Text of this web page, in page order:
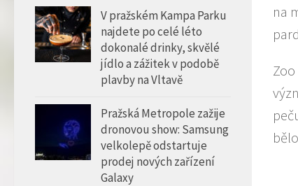
na
V pražském Kampa Parku
najdete po celé léto
dokonalé drinky, skvělé
jídlo a zážitek v podobě
plavby na Vltavě
Pražská Metropole zažije
dronovou show: Samsung
velkolepě odstartuje
prodej nových zařízení
Galaxy